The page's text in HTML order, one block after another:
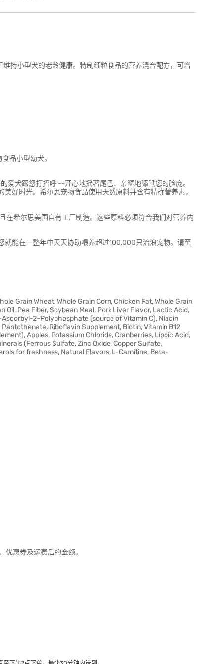
持小型犬的老龄健康。特制细粒食品的营养混合配方，可增
品小型幼犬。
爱犬跟您打招呼 --开心地摇著尾巴、亲暱地舔舐您的脸庞。
好时光。希尔思宠物食品使用天然原料并含有精确营养素，
在希尔思美国自有工厂制造。这些原料必须符合我们对营养内
能在一整年中天天协助喂养超过100,000只流浪宠物。请至
Grain Wheat, Whole Grain Corn, Chicken Fat, Whole Grain
Pea Fiber, Soybean Meal, Pork Liver Flavor, Lactic Acid,
2-Polyphosphate (source of Vitamin C), Niacin
Riboflavin Supplement, Biotin, Vitamin B12
Apples, Potassium Chloride, Cranberries, Lipoic Acid,
(Ferrous Sulfate, Zinc Oxide, Copper Sulfate,
for freshness, Natural Flavors, L-Carnitine, Beta-
惠券及运费后的金额。